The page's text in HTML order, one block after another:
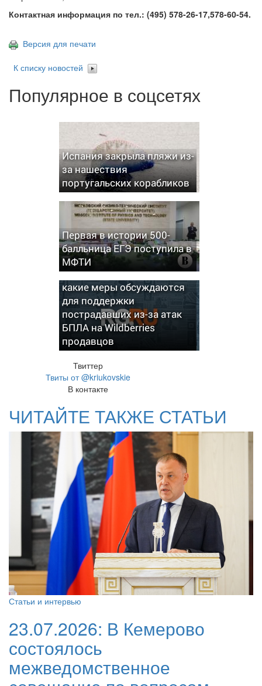
Контактная информация по тел.: (495) 578-26-17,578-60-54.
Версия для печати
К списку новостей
Популярное в соцсетях
Испания закрыла пляжи из-
за нашествия
португальских корабликов
Первая в истории 500-
балльница ЕГЭ поступила в
МФТИ
В Минфине рассказали,
какие меры обсуждаются
для поддержки
пострадавших из-за атак
БПЛА на Wildberries
продавцов
Твиттер
Твиты от @kriukovskie
В контакте
ЧИТАЙТЕ ТАКЖЕ СТАТЬИ
Статьи и интервью
23.07.2026: В Кемерово
состоялось
межведомственное